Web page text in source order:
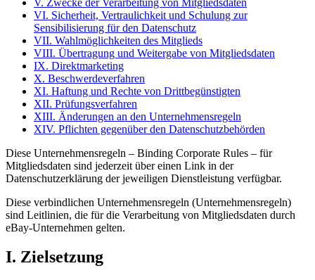
VI. Sicherheit, Vertraulichkeit und Schulung zur
Sensibilisierung für den Datenschutz
VII. Wahlmöglichkeiten des Mitglieds
VIII. Übertragung und Weitergabe von Mitgliedsdaten
IX. Direktmarketing
X. Beschwerdeverfahren
XI. Haftung und Rechte von Drittbegünstigten
XII. Prüfungsverfahren
XIII. Änderungen an den Unternehmensregeln
XIV. Pflichten gegenüber den Datenschutzbehörden
Diese Unternehmensregeln – Binding Corporate Rules – für
Mitgliedsdaten sind jederzeit über einen Link in der
Datenschutzerklärung der jeweiligen Dienstleistung verfügbar.
Diese verbindlichen Unternehmensregeln (Unternehmensregeln)
sind Leitlinien, die für die Verarbeitung von Mitgliedsdaten durch
eBay-Unternehmen gelten.
I. Zielsetzung